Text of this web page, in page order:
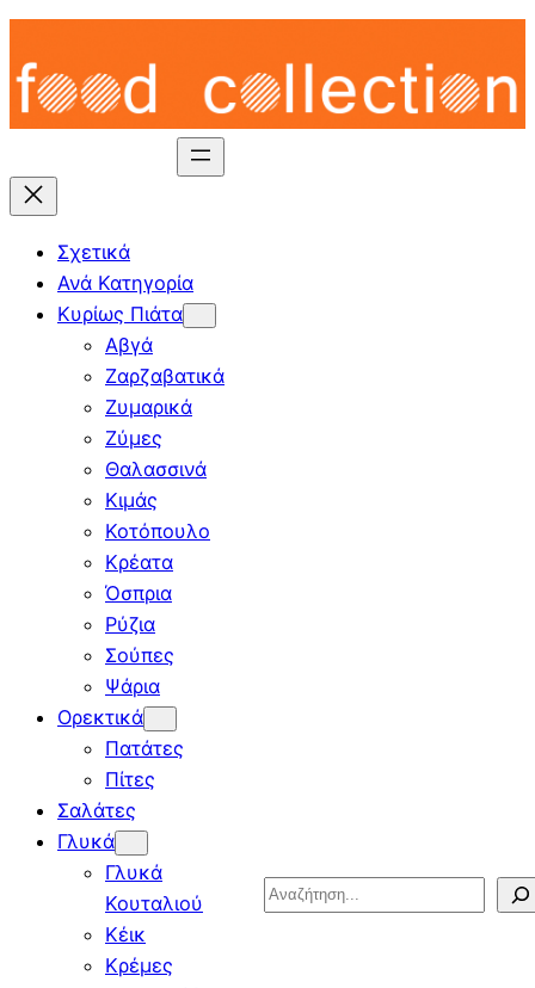
Skip
content
Σχετικά
Ανά Κατηγορία
Κυρίως Πιάτα
Αβγά
Ζαρζαβατικά
Ζυμαρικά
Ζύμες
Θαλασσινά
Κιμάς
Κοτόπουλο
Κρέατα
Όσπρια
Ρύζια
Σούπες
Ψάρια
Ορεκτικά
Πατάτες
Πίτες
Σαλάτες
Γλυκά
Γλυκά
Κουταλιού
Κέικ
Κρέμες
Search